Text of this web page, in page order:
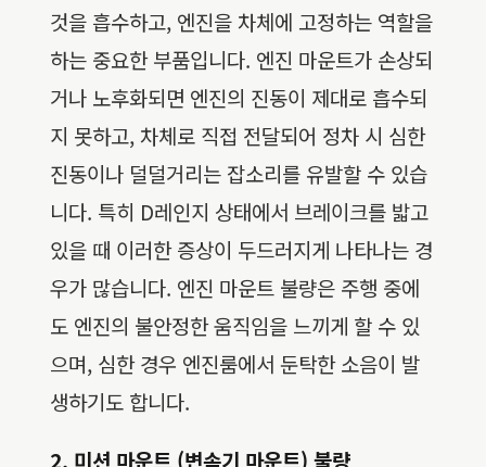
것을 흡수하고, 엔진을 차체에 고정하는 역할을
하는 중요한 부품입니다. 엔진 마운트가 손상되
거나 노후화되면 엔진의 진동이 제대로 흡수되
지 못하고, 차체로 직접 전달되어 정차 시 심한
진동이나 덜덜거리는 잡소리를 유발할 수 있습
니다. 특히 D레인지 상태에서 브레이크를 밟고
있을 때 이러한 증상이 두드러지게 나타나는 경
우가 많습니다. 엔진 마운트 불량은 주행 중에
도 엔진의 불안정한 움직임을 느끼게 할 수 있
으며, 심한 경우 엔진룸에서 둔탁한 소음이 발
생하기도 합니다.
2. 미션 마운트 (변속기 마운트) 불량